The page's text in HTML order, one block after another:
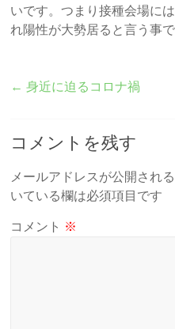
いです。つまり接種会場に
れ陽性が大勢居ると言う事で
← 身近に迫るコロナ禍
コメントを残す
メールアドレスが公開され
いている欄は必須項目です
コメント ※